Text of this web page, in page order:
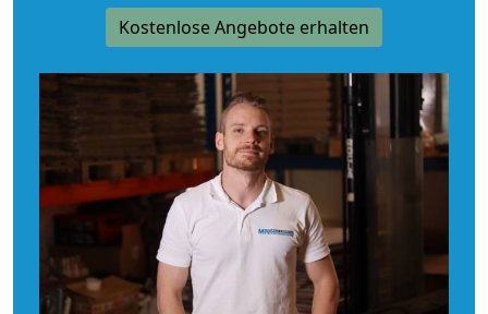
Kostenlose Angebote erhalten